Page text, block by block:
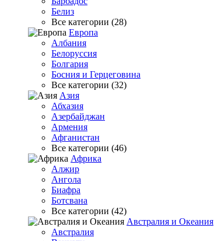
Белиз
Все категории (28)
Европа
Албания
Белоруссия
Болгария
Босния и Герцеговина
Все категории (32)
Азия
Абхазия
Азербайджан
Армения
Афганистан
Все категории (46)
Африка
Алжир
Ангола
Биафра
Ботсвана
Все категории (42)
Австралия и Океания
Австралия